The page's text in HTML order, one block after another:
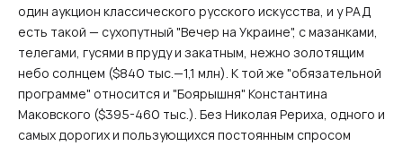
один аукцион классического русского искусства, и у РАД
есть такой — сухопутный "Вечер на Украине", с мазанками,
телегами, гусями в пруду и закатным, нежно золотящим
небо солнцем ($840 тыс.—1,1 млн). К той же "обязательной
программе" относится и "Боярышня" Константина
Маковского ($395-460 тыс.). Без Николая Рериха, одного и
самых дорогих и пользующихся постоянным спросом